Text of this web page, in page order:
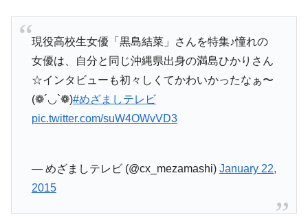
現役高校生女優「黒島結菜」さんを特集♪憧れの
女優は、自分と同じ沖縄県出身の満島ひかりさん
☆インタビューも初々しくてかわいかったなぁ〜
(❁´◡`❁)#めざましテレビ
pic.twitter.com/suW4OWvVD3
— めざましテレビ (@cx_mezamashi) January 22,
2015